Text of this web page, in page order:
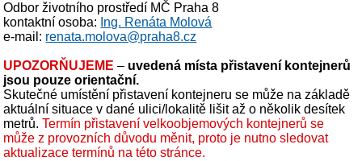
Odbor životního prostředí MČ Praha 8
kontaktní osoba: Ing. Renáta Molová
e-mail: renata.molova@praha8.cz
UPOZORŇUJEME – uvedená místa přistavení kontejnerů
jsou pouze orientační.
Skutečné umístění přistavení kontejneru se může na základě
aktuální situace v dané ulici/lokalitě lišit až o několik desítek
metrů.Termín přistavení velkoobjemových kontejnerů se
může z provozních důvodu měnit, proto je nutno sledovat
aktualizace termínů na této stránce.